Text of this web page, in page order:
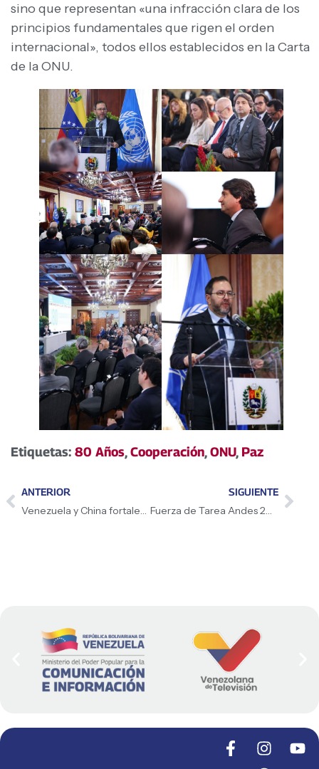
sino que representan «una infracción clara de los
principios fundamentales que rigen el orden
internacional», todos ellos establecidos en la Carta
de la ONU.
Etiquetas: 80 Años,Cooperación,ONU, Paz
ANTERIOR
Venezuela y China fortalecen relaciones en 1er. Foro Hong Ting
SIGUIENTE
Fuerza de Tarea Andes 2025 protege a la población